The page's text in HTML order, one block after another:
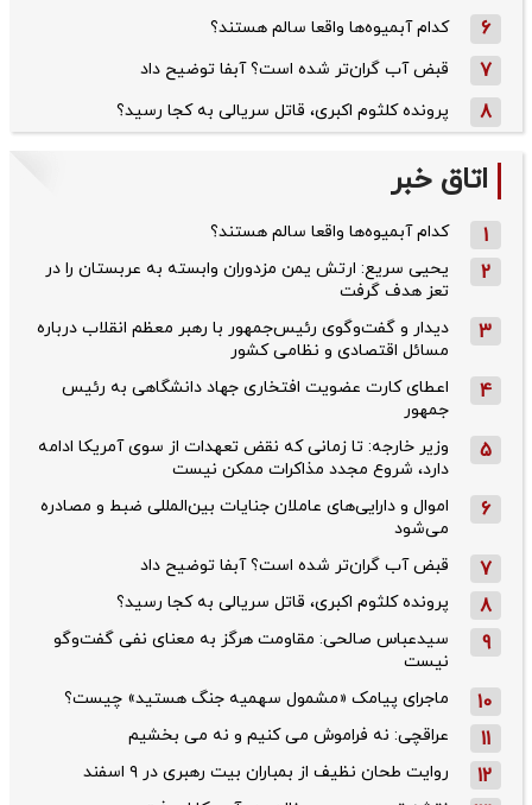
6 کدام آبمیوه‌ها واقعا سالم هستند؟
7 قبض آب گران‌تر شده است؟ آبفا توضیح داد
8 پرونده کلثوم اکبری، قاتل سریالی به کجا رسید؟
اتاق خبر
1 کدام آبمیوه‌ها واقعا سالم هستند؟
2
یحیی سریع: ارتش یمن مزدوران وابسته به عربستان را در
تعز هدف گرفت
3
دیدار و گفت‌وگوی رئیس‌جمهور با رهبر معظم انقلاب درباره
مسائل اقتصادی و نظامی کشور
4
اعطای کارت عضویت افتخاری جهاد دانشگاهی به رئیس‌
جمهور
5
وزیر خارجه: تا زمانی که نقض تعهدات از سوی آمریکا ادامه
دارد، شروع مجدد مذاکرات ممکن نیست
6
اموال و دارایی‌های عاملان جنایات بین‌المللی ضبط و مصادره
می‌شود
7 قبض آب گران‌تر شده است؟ آبفا توضیح داد
8 پرونده کلثوم اکبری، قاتل سریالی به کجا رسید؟
9
سیدعباس صالحی: مقاومت هرگز به معنای نفی گفت‌وگو
نیست
10 ماجرای پیامک «مشمول سهمیه جنگ هستید» چیست؟
11 عراقچی: نه فراموش می کنیم و نه می بخشیم
12 روایت طحان‌ نظیف از بمباران بیت رهبری در ۹ اسفند